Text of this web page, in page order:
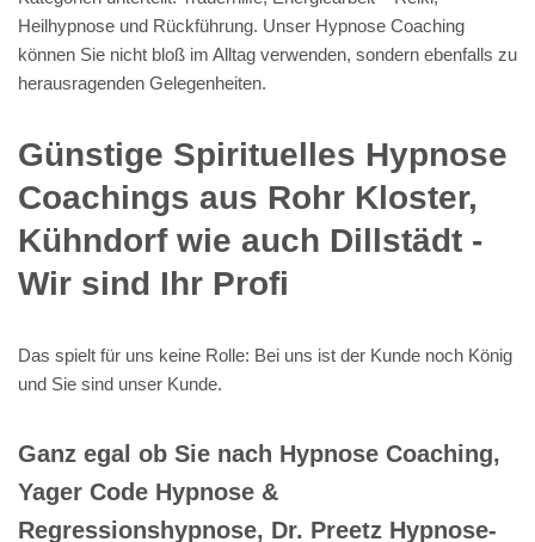
Heilhypnose und Rückführung. Unser Hypnose Coaching
können Sie nicht bloß im Alltag verwenden, sondern ebenfalls zu
herausragenden Gelegenheiten.
Günstige Spirituelles Hypnose
Coachings aus Rohr Kloster,
Kühndorf wie auch Dillstädt -
Wir sind Ihr Profi
Das spielt für uns keine Rolle: Bei uns ist der Kunde noch König
und Sie sind unser Kunde.
Ganz egal ob Sie nach Hypnose Coaching,
Yager Code Hypnose &
Regressionshypnose, Dr. Preetz Hypnose-